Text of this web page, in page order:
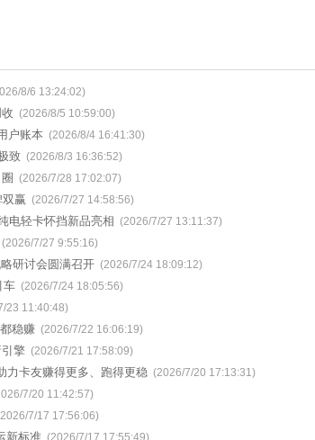
8/6 13:24:02)
(2026/8/5 10:59:00)
户账本 (2026/8/4 16:41:30)
致 (2026/8/3 16:36:52)
(2026/7/28 17:02:07)
双赢 (2026/7/27 14:58:56)
电轻卡怀挡新品亮相 (2026/7/27 13:11:37)
(2026/7/27 9:55:16)
研讨会圆满召开 (2026/7/24 18:09:12)
车 (2026/7/24 18:05:56)
23 11:40:48)
稳赚 (2026/7/22 16:06:19)
擎 (2026/7/21 17:58:09)
力卡友赚得更多、跑得更稳 (2026/7/20 17:13:31)
7/20 11:42:57)
7/17 17:56:06)
新标准 (2026/7/17 17:55:49)